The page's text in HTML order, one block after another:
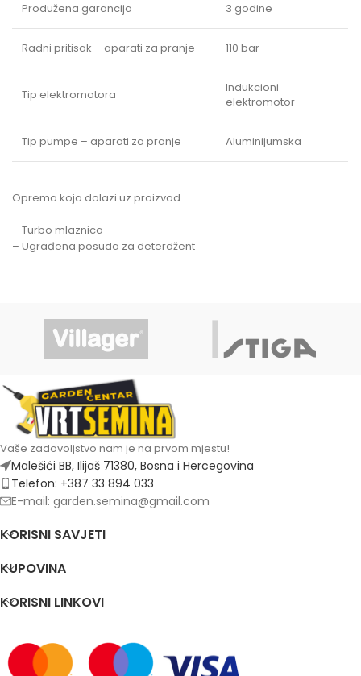
Produžena garancija 3 godine
Radni pritisak – aparati za pranje 110 bar
Tip elektromotora
Indukcioni
elektromotor
Tip pumpe – aparati za pranje Aluminijumska
Oprema koja dolazi uz proizvod
– Turbo mlaznica
– Ugrađena posuda za deterdžent
Vaše zadovoljstvo nam je na prvom mjestu!
Malešići BB, Ilijaš 71380, Bosna i Hercegovina
Telefon: +387 33 894 033
E-mail: garden.semina@gmail.com
KORISNI SAVJETI
KUPOVINA
KORISNI LINKOVI